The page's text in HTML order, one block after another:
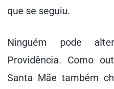
que se seguiu.
Ninguém pode
Providência. Como
Santa Mãe também